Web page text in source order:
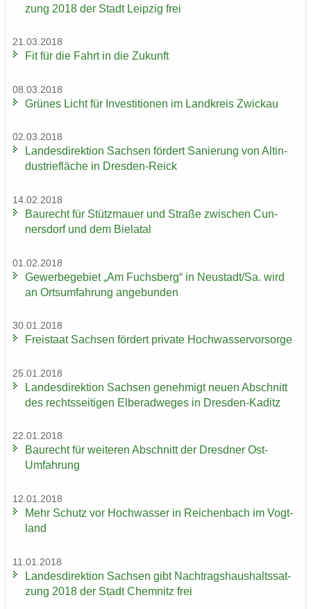
zung 2018 der Stadt Leip­zig frei
21.03.2018
Fit für die Fahrt in die Zu­kunft
08.03.2018
Grü­nes Licht für In­ves­ti­tio­nen im Land­kreis Zwi­ckau
02.03.2018
Lan­des­di­rek­ti­on Sach­sen för­dert Sa­nie­rung von Alt­in­
dus­trie­flä­che in Dresden-​Reick
14.02.2018
Bau­recht für Stütz­mau­er und Stra­ße zwi­schen Cun­
ners­dorf und dem Bie­la­tal
01.02.2018
Ge­wer­be­ge­biet „Am Fuchs­berg“ in Neu­stadt/Sa. wird
an Orts­um­fah­rung an­ge­bun­den
30.01.2018
Frei­staat Sach­sen för­dert pri­va­te Hoch­was­ser­vor­sor­ge
25.01.2018
Lan­des­di­rek­ti­on Sach­sen ge­neh­migt neuen Ab­schnitt
des rechts­sei­ti­gen El­be­rad­we­ges in Dresden-​Kaditz
22.01.2018
Bau­recht für wei­te­ren Ab­schnitt der Dresd­ner Ost-​
Umfahrung
12.01.2018
Mehr Schutz vor Hoch­was­ser in Rei­chen­bach im Vogt­
land
11.01.2018
Lan­des­di­rek­ti­on Sach­sen gibt Nach­trags­haus­halts­sat­
zung 2018 der Stadt Chem­nitz frei